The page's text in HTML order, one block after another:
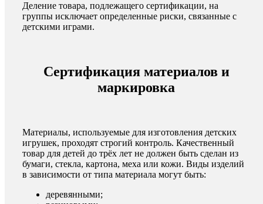
Деление товара, подлежащего сертификации, на
группы исключает определенные риски, связанные с
детскими играми.
Сертификация материалов и
маркировка
Материалы, используемые для изготовления детских
игрушек, проходят строгий контроль. Качественный
товар для детей до трёх лет не должен быть сделан из
бумаги, стекла, картона, меха или кожи. Виды изделий
в зависимости от типа материала могут быть:
деревянными;